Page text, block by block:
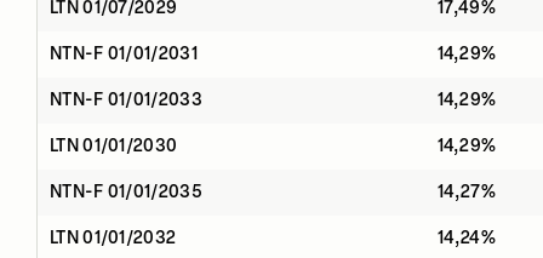
LTN 01/07/2029 17,49%
NTN-F 01/01/2031 14,29%
NTN-F 01/01/2033 14,29%
LTN 01/01/2030 14,29%
NTN-F 01/01/2035 14,27%
LTN 01/01/2032 14,24%